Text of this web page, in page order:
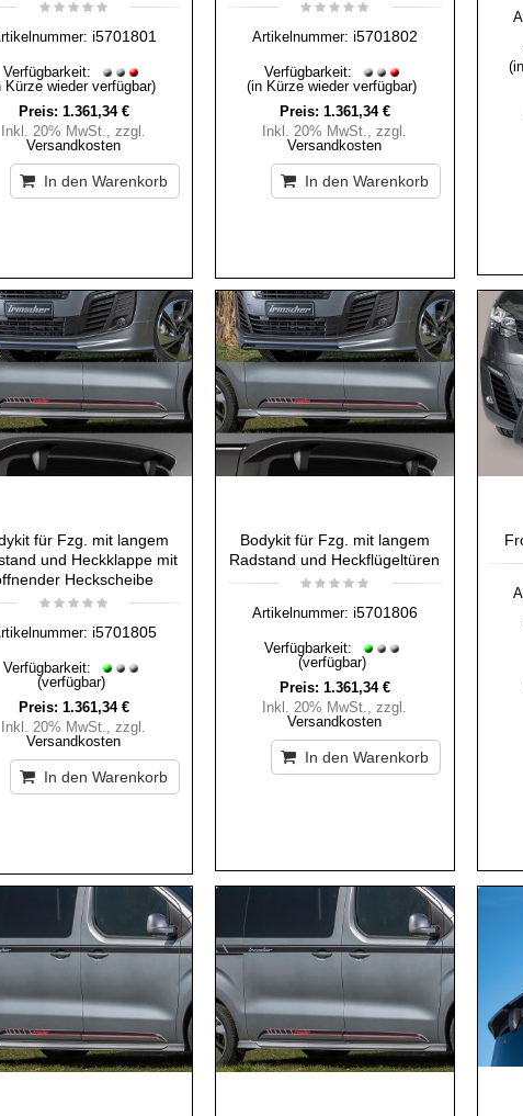
i5701801
Verfügbarkeit:
Kürze wieder verfügbar)
Preis: 1.361,34 €
Inkl. 20% MwSt.,zzgl.
Versandkosten
In den Warenkorb
Artikelnummer: i5701802
Verfügbarkeit:
(in Kürze wieder verfügbar)
Preis: 1.361,34 €
Inkl. 20% MwSt.,zzgl.
Versandkosten
In den Warenkorb
für Fzg. mit langem
und Heckklappe mit
Heckscheibe
i5701805
Verfügbarkeit:
(verfügbar)
Preis: 1.361,34 €
Inkl. 20% MwSt.,zzgl.
Versandkosten
In den Warenkorb
Bodykit für Fzg. mit langem
Radstand und Heckflügeltüren
Artikelnummer: i5701806
Verfügbarkeit:
(verfügbar)
Preis: 1.361,34 €
Inkl. 20% MwSt.,zzgl.
Versandkosten
In den Warenkorb